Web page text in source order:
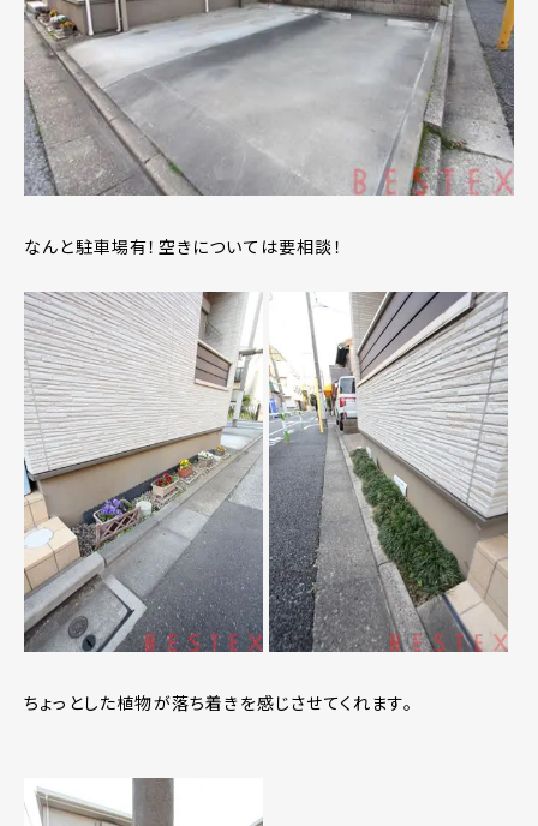
なんと駐車場有！空きについては要相談！
ちょっとした植物が落ち着きを感じさせてくれます。